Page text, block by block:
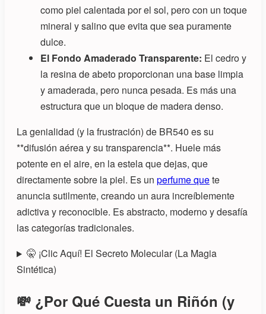
como piel calentada por el sol, pero con un toque
mineral y salino que evita que sea puramente
dulce.
El Fondo Amaderado Transparente: El cedro y
la resina de abeto proporcionan una base limpia
y amaderada, pero nunca pesada. Es más una
estructura que un bloque de madera denso.
La genialidad (y la frustración) de BR540 es su
**difusión aérea y su transparencia**. Huele más
potente en el aire, en la estela que dejas, que
directamente sobre la piel. Es un perfume quete
anuncia sutilmente, creando un aura increíblemente
adictiva y reconocible. Es abstracto, moderno y desafía
las categorías tradicionales.
🤫 ¡Clic Aquí! El Secreto Molecular (La Magia
Sintética)
💸 ¿Por Qué Cuesta un Riñón (y